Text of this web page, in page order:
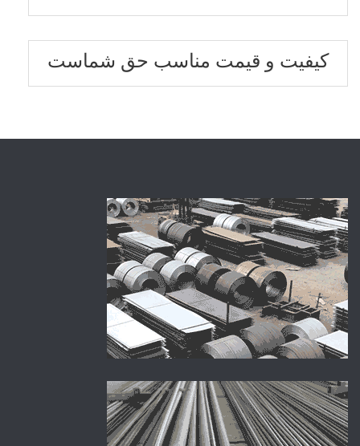
کیفیت و قیمت مناسب حق شماست